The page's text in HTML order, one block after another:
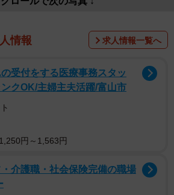
クロールで次の写真 ↓
情報 求人情報一覧へ
受付をする医療事務スタッ
クOK/主婦主夫活躍/富山市
円～1,563円
介護職・社会保険完備の職場